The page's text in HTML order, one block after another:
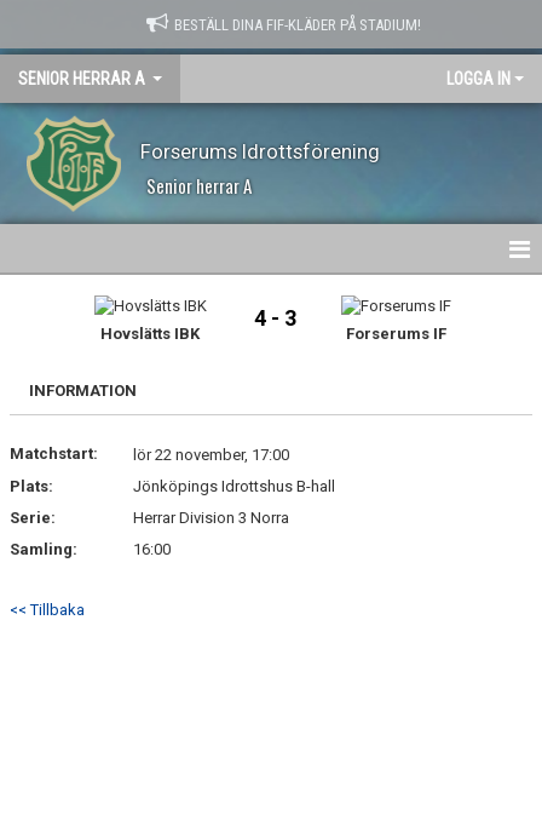
BESTÄLL DINA FIF-KLÄDER PÅ STADIUM!
SENIOR HERRAR A LOGGA IN
Forserums Idrottsförening
Senior herrar A
KALENDER
MATCHER
BILDGALLERI
DOKUMENT
Hovslätts IBK
4 - 3
Forserums IF
INFORMATION
Matchstart:
lör 22 november, 17:00
Plats:
Jönköpings Idrottshus B-hall
Serie:
Herrar Division 3 Norra
Samling:
16:00
<< Tillbaka